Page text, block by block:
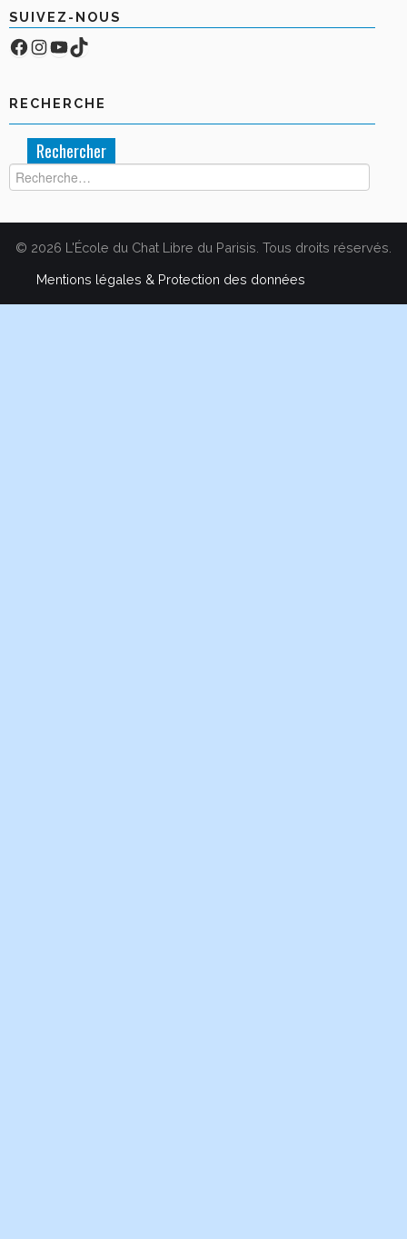
SUIVEZ-NOUS
Facebook
Compte Instagram
YouTube
TikTok
RECHERCHE
Rechercher :
© 2026 L'École du Chat Libre du Parisis. Tous droits réservés.
Mentions légales & Protection des données